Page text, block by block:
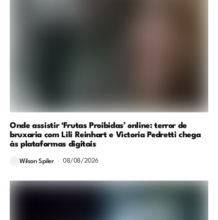
Onde assistir ‘Frutas Proibidas’ online: terror de
bruxaria com Lili Reinhart e Victoria Pedretti chega
às plataformas digitais
Wilson Spiler 08/08/2026